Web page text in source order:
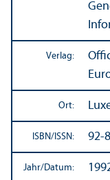
Verlag:
Ort:
ISBN/ISSN: 92-
Jahr/Datum: